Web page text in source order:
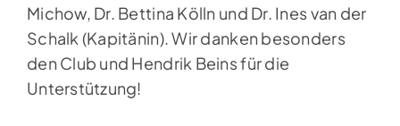
Michow, Dr. Bettina Kölln und Dr. Ines van der
Schalk (Kapitänin). Wir danken besonders
den Club und Hendrik Beins für die
Unterstützung!